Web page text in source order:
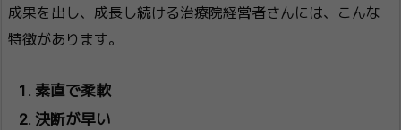
成果を出し、成長し続ける治療院経営者さんには、こんな
特徴があります。
素直で柔軟
決断が早い